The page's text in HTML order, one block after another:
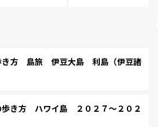
き方 島旅 伊豆大島 利島（伊豆諸
き方 ハワイ島 ２０２７～２０２